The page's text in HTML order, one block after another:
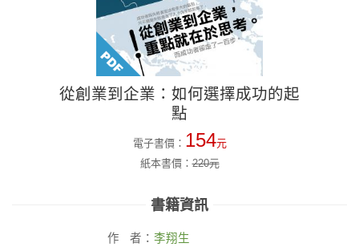
從創業到企業：如何選擇成功的起
點
電子書價： 154元
紙本書價：220元
書籍資訊
作 者： 李翔生